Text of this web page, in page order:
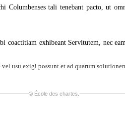
tali tenebant pacto, ut
coactitiam exhibeant Servitutem, nec
vel usu exigi possuntet ad quarum
© École des chartes